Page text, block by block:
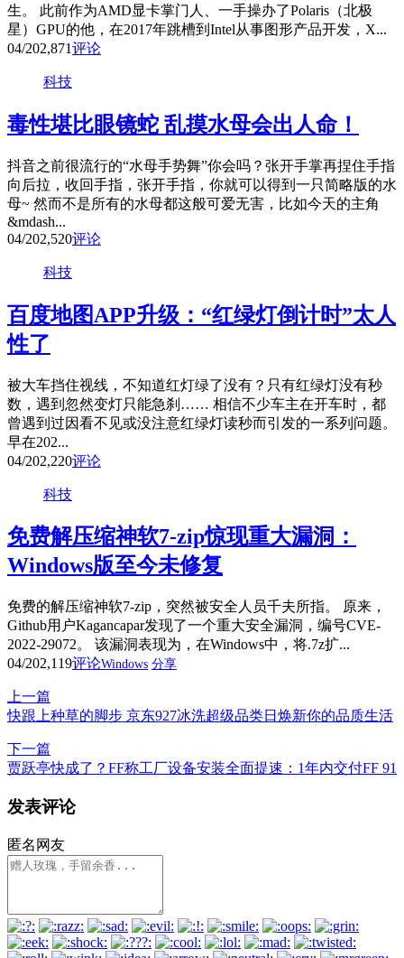
生。 此前作为AMD显卡掌门人、一手操办了Polaris（北极
星）GPU的他，在2017年跳槽到Intel从事图形产品开发，X...
04/202,871评论
科技
毒性堪比眼镜蛇 乱摸水母会出人命！
抖音之前很流行的“水母手势舞”你会吗？张开手掌再捏住手指
向后拉，收回手指，张开手指，你就可以得到一只简略版的水
母~ 然而不是所有的水母都这般可爱无害，比如今天的主角
&mdash...
04/202,520评论
科技
百度地图APP升级：“红绿灯倒计时”太人
性了
被大车挡住视线，不知道红灯绿了没有？只有红绿灯没有秒
数，遇到忽然变灯只能急刹…… 相信不少车主在开车时，都
曾遇到过因看不见或没注意红绿灯读秒而引发的一系列问题。
早在202...
04/202,220评论
科技
免费解压缩神软7-zip惊现重大漏洞：
Windows版至今未修复
免费的解压缩神软7-zip，突然被安全人员千夫所指。 原来，
Github用户Kagancapar发现了一个重大安全漏洞，编号CVE-
2022-29072。 该漏洞表现为，在Windows中，将.7z扩...
04/202,119评论Windows 分享
上一篇
快跟上种草的脚步 京东927冰洗超级品类日焕新你的品质生活
下一篇
贾跃亭快成了？FF称工厂设备安装全面提速：1年内交付FF 91
发表评论
匿名网友